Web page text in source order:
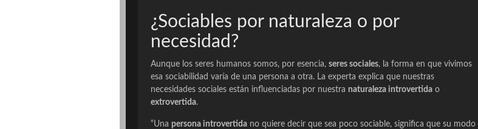
¿Sociables por naturaleza o por
necesidad?
Aunque los seres humanos somos, por esencia, seres sociales, la forma en que vivimos
esa sociabilidad varía de una persona a otra. La experta explica que nuestras
necesidades sociales están influenciadas por nuestra naturaleza introvertida o
extrovertida.
“Una persona introvertida no quiere decir que sea poco sociable, significa que su modo